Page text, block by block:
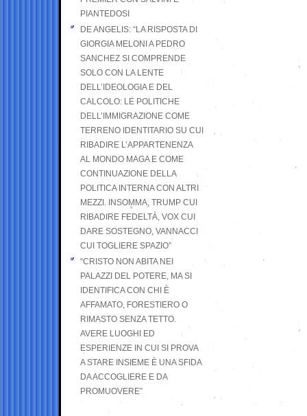
PIANTEDOSI
DE ANGELIS: “LA RISPOSTA DI
GIORGIA MELONI A PEDRO
SANCHEZ SI COMPRENDE
SOLO CON LA LENTE
DELL’IDEOLOGIA E DEL
CALCOLO: LE POLITICHE
DELL’IMMIGRAZIONE COME
TERRENO IDENTITARIO SU CUI
RIBADIRE L’APPARTENENZA
AL MONDO MAGA E COME
CONTINUAZIONE DELLA
POLITICA INTERNA CON ALTRI
MEZZI. INSOMMA, TRUMP CUI
RIBADIRE FEDELTÀ, VOX CUI
DARE SOSTEGNO, VANNACCI
CUI TOGLIERE SPAZIO”
“CRISTO NON ABITA NEI
PALAZZI DEL POTERE, MA SI
IDENTIFICA CON CHI È
AFFAMATO, FORESTIERO O
RIMASTO SENZA TETTO.
AVERE LUOGHI ED
ESPERIENZE IN CUI SI PROVA
A STARE INSIEME È UNA SFIDA
DA ACCOGLIERE E DA
PROMUOVERE”